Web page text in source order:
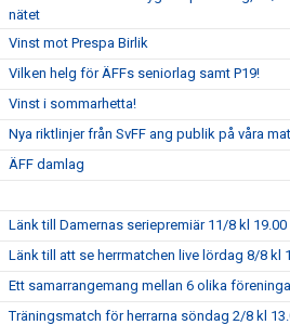
nätet
Vinst mot Prespa Birlik
Vilken helg för ÄFFs seniorlag samt P19!
Vinst i sommarhetta!
Nya riktlinjer från SvFF ang publik på våra
ÄFF damlag
Länk till Damernas seriepremiär 11/8 kl 19.00
Länk till att se herrmatchen live lördag 8/8 kl
Ett samarrangemang mellan 6 olika
Träningsmatch för herrarna söndag 2/8 kl